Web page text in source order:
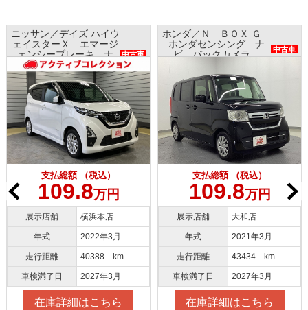
ニッサン／デイズ ハイウ
ェイスターＸ エマージ
ェンシーブレーキ ナ
ビ アラウンドビューモ
ニター インテリキー
中古車
支払総額 （税込）
109.8万円
展示店舗 横浜本店
年式 2022年3月
走行距離 40388 km
車検満了日 2027年3月
在庫詳細はこちら
ホンダ／Ｎ ＢＯＸ Ｇ
ホンダセンシング ナ
ビ バックカメラ
中古車
支払総額 （税込）
109.8万円
展示店舗 大和店
年式 2021年3月
走行距離 43434 km
車検満了日 2027年3月
在庫詳細はこちら